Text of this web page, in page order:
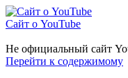
Сайт о YouTube
Не официальный сайт
Перейти к содержимому